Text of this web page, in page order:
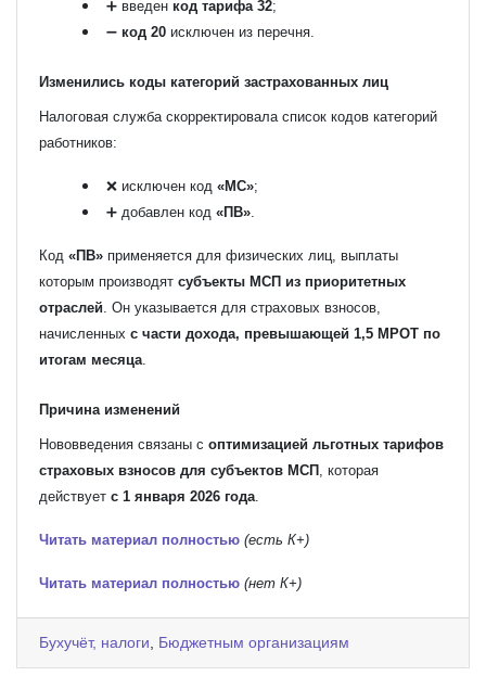
➕ введен код тарифа 32;
➖ код 20 исключен из перечня.
Изменились коды категорий застрахованных лиц
Налоговая служба скорректировала список кодов категорий
работников:
❌ исключен код «МС»;
➕ добавлен код «ПВ»
Код «ПВ» применяется для физических лиц, выплаты
которым производят субъекты МСП из приоритетных
отраслей . Он указывается для страховых взносов,
начисленных с части дохода, превышающей 1,5 МРОТ по
итогам месяца
Причина изменений
Нововведения связаны с оптимизацией льготных тарифов
страховых взносов для субъектов МСП
, которая
действует с 1 января 2026 года
Читать материал полностью (есть К+)
Читать материал полностью (нет К+)
Бухучёт, налоги Бюджетным организациям